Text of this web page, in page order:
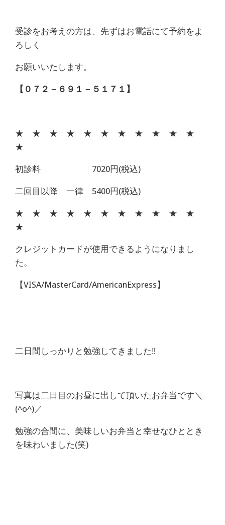
受診をお考えの方は、先ずはお電話にて予約をよ
ろしく
お願いいたします。
【０７２－６９１－５１７１】
★ ★ ★ ★ ★ ★ ★ ★ ★ ★ ★
★
初診料 7020円(税込)
二回目以降 一律 5400円(税込)
★ ★ ★ ★ ★ ★ ★ ★ ★ ★ ★
★
クレジットカードが使用できるようになりまし
た。
【VISA/MasterCard/AmericanExpress】
二日間しっかりと勉強してきました‼
写真は二日目のお昼に出して頂いたお弁当です＼
(^o^)／
勉強の合間に、美味しいお弁当と幸せなひととき
を味わいました(笑)